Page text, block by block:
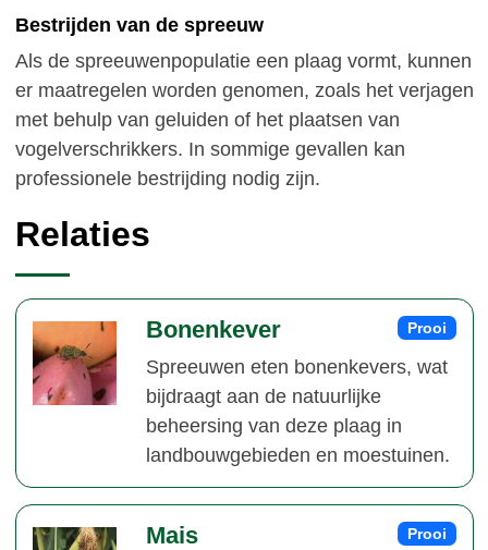
Bestrijden van de spreeuw
Als de spreeuwenpopulatie een plaag vormt, kunnen
er maatregelen worden genomen, zoals het verjagen
met behulp van geluiden of het plaatsen van
vogelverschrikkers. In sommige gevallen kan
professionele bestrijding nodig zijn.
Relaties
Prooi
Bonenkever
Spreeuwen eten bonenkevers, wat
bijdraagt aan de natuurlijke
beheersing van deze plaag in
landbouwgebieden en moestuinen.
Prooi
Mais